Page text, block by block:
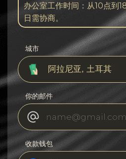
办公室工作时间：从10点到
日需协商。
城市
你的邮件
收款钱包